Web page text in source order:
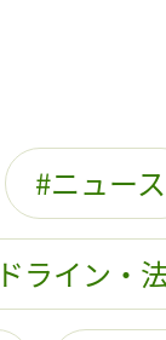
ニュース
ライン・